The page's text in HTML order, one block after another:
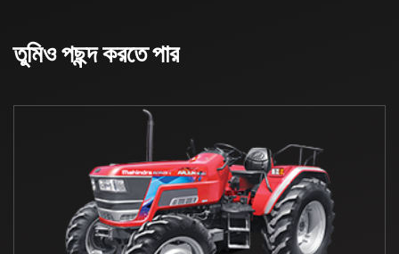
তুমিও পছন্দ করতে পার